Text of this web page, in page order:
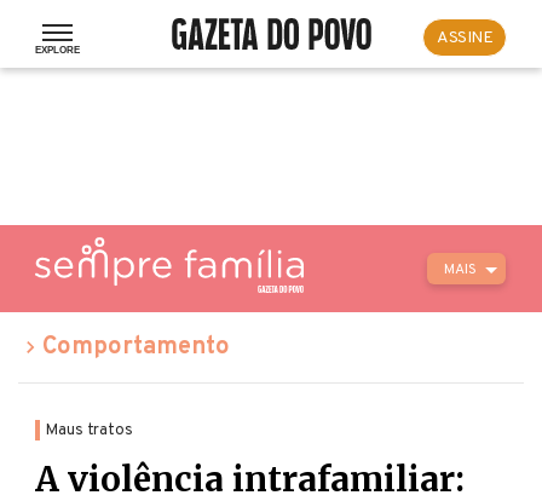
ASSINE
MAIS
Comportamento
Maus tratos
A violência intrafamiliar: